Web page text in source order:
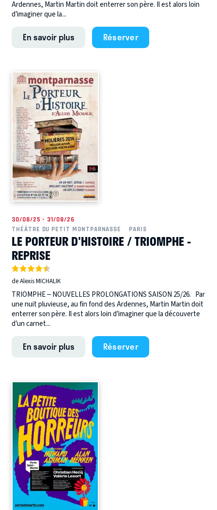
Ardennes, Martin Martin doit enterrer son père. Il est alors loin
d’imaginer que la...
En savoir plus Réserver
30/08/25 - 31/08/26
THÉÂTRE DU PETIT MONTPARNASSE
PARIS
LE PORTEUR D'HISTOIRE / TRIOMPHE -
REPRISE
de Alexis MICHALIK
TRIOMPHE – NOUVELLES PROLONGATIONS SAISON 25/26. Par
une nuit pluvieuse, au fin fond des Ardennes, Martin Martin doit
enterrer son père. Il est alors loin d’imaginer que la découverte
d’un carnet...
En savoir plus Réserver